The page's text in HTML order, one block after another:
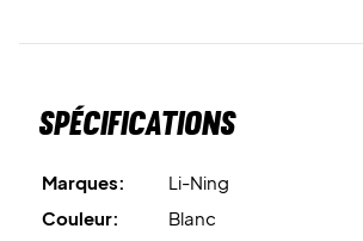
Spécifications
Marques:
Li-Ning
Couleur:
Blanc